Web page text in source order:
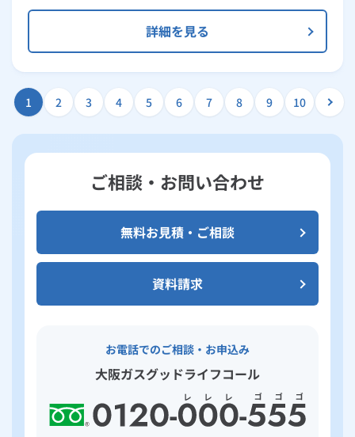
詳細を見る
1 2 3 4 5 6 7 8 9 10
ご相談・お問い合わせ
無料お見積・ご相談
資料請求
お電話でのご相談・お申込み
大阪ガスグッドライフコール